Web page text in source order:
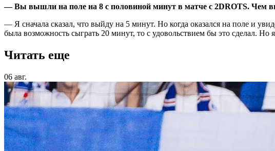
— Вы вышли на поле на 8 с половиной минут в матче с 2DROTS. Чем
— Я сначала сказал, что выйду на 5 минут. Но когда оказался на поле и
была возможность сыграть 20 минут, то с удовольствием бы это сделал. Но
Читать еще
06 авг.